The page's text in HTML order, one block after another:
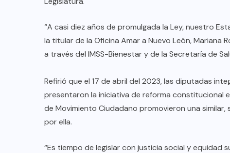
“A casi diez años de promulgada la Ley, nuestro
la titular de la Oficina Amar a Nuevo León, Mariana
a través del IMSS-Bienestar y de la Secretaría de
Refirió que el 17 de abril del 2023, las diputadas
presentaron la iniciativa de reforma constitucional
de Movimiento Ciudadano promovieron una
por ella.
“Es tiempo de legislar con justicia social y equidad